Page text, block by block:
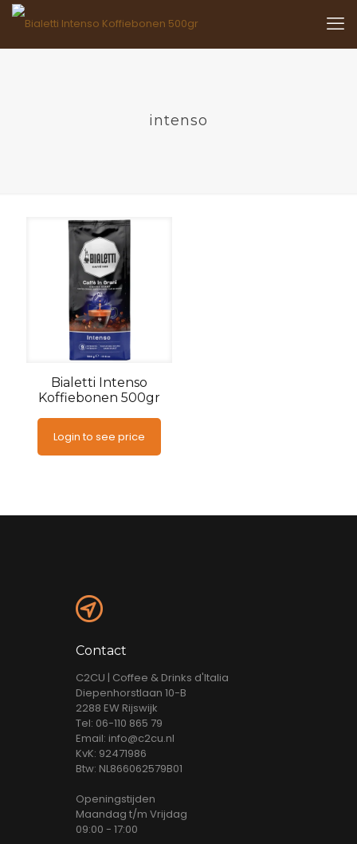
intenso
Bialetti Intenso
Koffiebonen 500gr
Login to see price
Contact
C2CU | Coffee & Drinks d'Italia
Diepenhorstlaan 10-B
2288 EW Rijswijk
Tel: 06-110 865 79
Email: info@c2cu.nl
KvK: 92471986
Btw: NL866062579B01
Openingstijden
Maandag t/m Vrijdag
09:00 - 17:00